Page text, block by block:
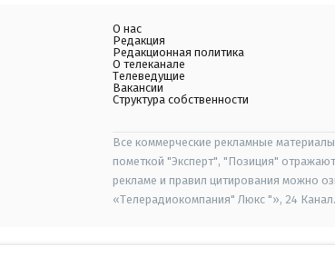
О нас
Редакция
Редакционная политика
О телеканале
Телеведущие
Вакансии
Структура собственности
Все коммерческие рекламные
пометкой "Эксперт", "Позиция"
рекламе и правил цитирования можно
«Телерадиокомпания" Люкс "», 24 Канал.